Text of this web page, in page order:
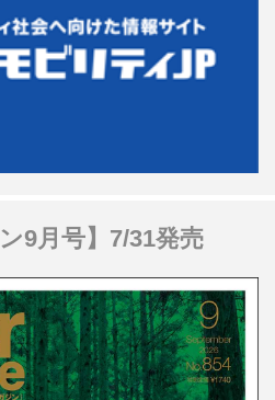
9月号】7/31発売